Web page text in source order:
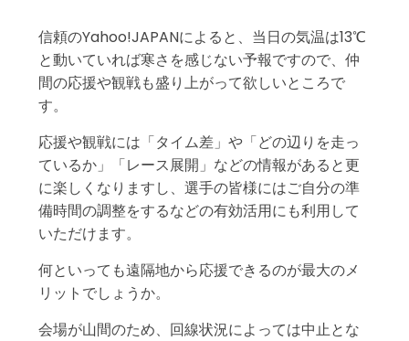
信頼のYahoo!JAPANによると、当日の気温は13℃
と動いていれば寒さを感じない予報ですので、仲
間の応援や観戦も盛り上がって欲しいところで
す。
応援や観戦には「タイム差」や「どの辺りを走っ
ているか」「レース展開」などの情報があると更
に楽しくなりますし、選手の皆様にはご自分の準
備時間の調整をするなどの有効活用にも利用して
いただけます。
何といっても遠隔地から応援できるのが最大のメ
リットでしょうか。
会場が山間のため、回線状況によっては中止とな